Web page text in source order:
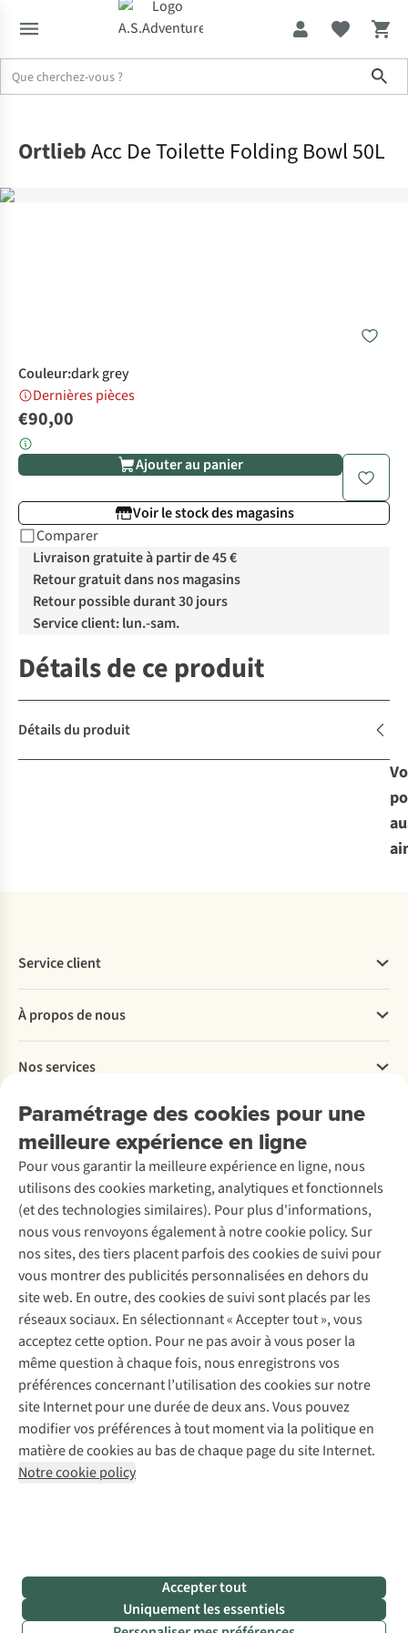
OrtliebAcc De Toilette Folding Bowl 50L
Couleur:dark grey
Dernières pièces
€90,00
Ajouter au panier
Voir le stock des magasins
Comparer
Livraison gratuite à partir de 45 €
Retour gratuit dans nos magasins
Retour possible durant 30 jours
Service client: lun.-sam.
Détails de ce produit
Détails du produit
Paramétrage des cookies pour une
meilleure expérience en ligne
Pour vous garantir la meilleure expérience en ligne, nous
utilisons des cookies marketing, analytiques et fonctionnels
(et des technologies similaires). Pour plus d'informations,
nous vous renvoyons également à notre cookie policy. Sur
nos sites, des tiers placent parfois des cookies de suivi pour
vous montrer des publicités personnalisées en dehors du
site web. En outre, des cookies de suivi sont placés par les
réseaux sociaux. En sélectionnant « Accepter tout », vous
acceptez cette option. Pour ne pas avoir à vous poser la
même question à chaque fois, nous enregistrons vos
préférences concernant l’utilisation des cookies sur notre
site Internet pour une durée de deux ans. Vous pouvez
modifier vos préférences à tout moment via la politique en
matière de cookies au bas de chaque page du site Internet.
Notre cookie policy
Accepter tout
Uniquement les essentiels
Service client
Commander
Payer
Livraison
Rétractation d'une commande
Entretien & réparations
Garantie
Contactez-nous
À propos de nous
Explore More
À propos d’Ayacucho
Nos magasins
À propos d’A.S.Adventure
Déclaration d'accessibilité
Nos services
Location / Location sports d’hiver
Entretien de ski
Service de lavage
Entretien de chaussures
Réparation de chaussures
Réparation de vêtements
Retouches
Pour les entreprises
Découvrez
A.S.Magazine
Explore Camp
Gear Check
Expertise & conseils
Abonnez-vous à la newsletter
Suivez-nous
Mentions légales
Politique de confidentialité
Conditions générales
Cookie Policy
AS Adventure Luxemburg SA,